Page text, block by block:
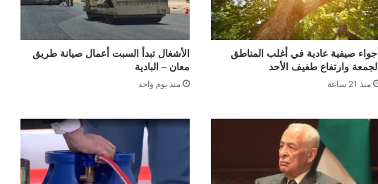
أجواء صيفية عادية في أغلب المناطق
الجمعة وارتفاع طفيف الأحد
منذ 21 ساعة
الأشغال تبدأ السبت أعمال صيانة طريق
معان – البادية
منذ يوم واحد